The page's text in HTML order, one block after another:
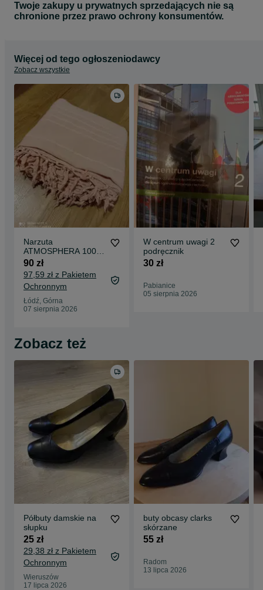
Twoje zakupy u prywatnych sprzedających nie są
chronione przez prawo ochrony konsumentów.
Więcej od tego ogłoszeniodawcy
Zobacz wszystkie
Narzuta
ATMOSPHERA 100%
bawełna
90 zł
97,59 zł z Pakietem
Ochronnym
Łódź, Górna
07 sierpnia 2026
W centrum uwagi 2
podręcznik
30 zł
Pabianice
05 sierpnia 2026
Zobacz też
Półbuty damskie na
słupku
25 zł
29,38 zł z Pakietem
Ochronnym
Wieruszów
17 lipca 2026
buty obcasy clarks
skórzane
55 zł
Radom
13 lipca 2026